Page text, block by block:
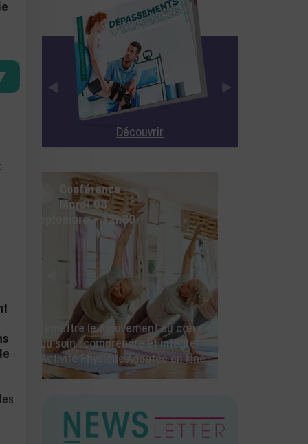
Découvrir
Conférence
Mercredi 26 août • 14h00
🚀 La rentrée des kinés commence
ici ! IA, facturation électronique et
toutes les nouveautés Milo.